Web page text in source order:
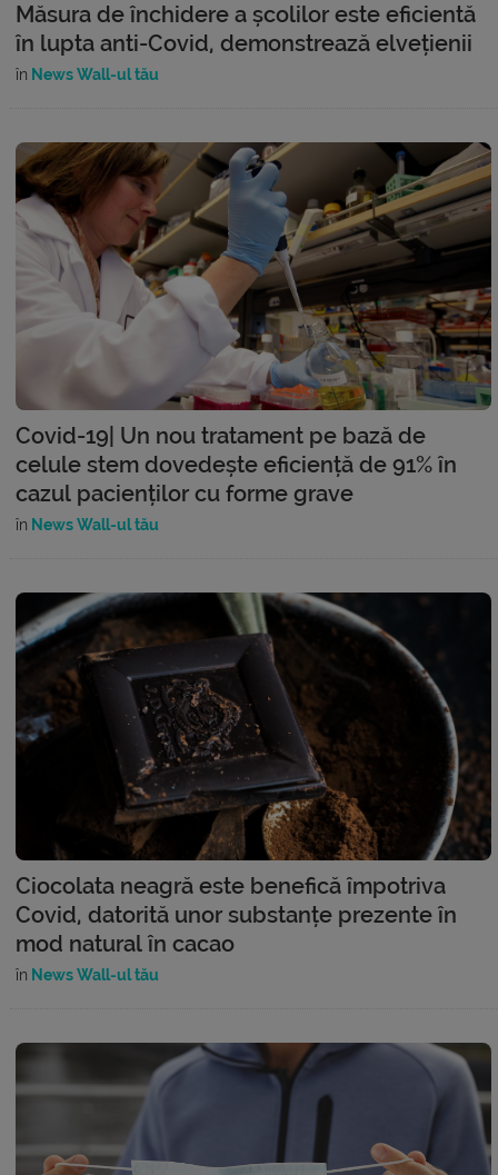
Măsura de închidere a școlilor este eficientă
în lupta anti-Covid, demonstrează elvețienii
în News Wall-ul tău
Covid-19| Un nou tratament pe bază de
celule stem dovedește eficiență de 91% în
cazul pacienților cu forme grave
în News Wall-ul tău
Ciocolata neagră este benefică împotriva
Covid, datorită unor substanțe prezente în
mod natural în cacao
în News Wall-ul tău